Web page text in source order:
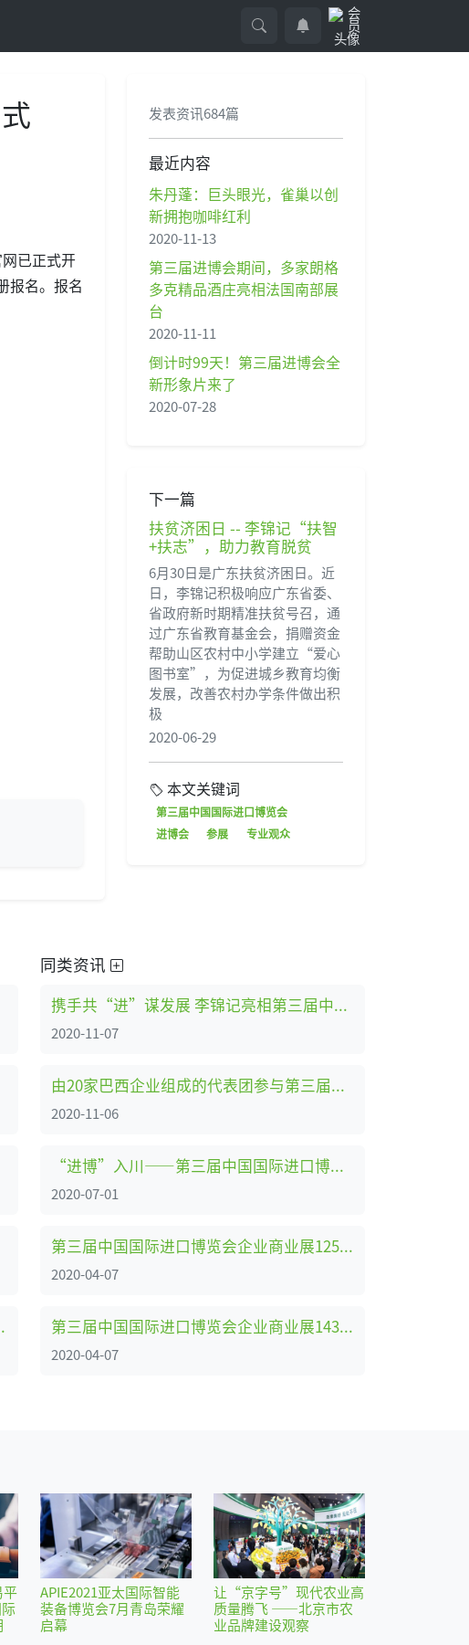
已正式开
报名。报名
发表资讯684篇
最近内容
朱丹蓬：巨头眼光，雀巢以创
新拥抱咖啡红利
2020-11-13
第三届进博会期间，多家朗格
多克精品酒庄亮相法国南部展
台
2020-11-11
倒计时99天！第三届进博会全
新形象片来了
2020-07-28
下一篇
扶贫济困日 -- 李锦记“扶智
+扶志”，助力教育脱贫
6月30日是广东扶贫济困日。近
日，李锦记积极响应广东省委、
省政府新时期精准扶贫号召，通
过广东省教育基金会，捐赠资金
帮助山区农村中小学建立“爱心
图书室”，为促进城乡教育均衡
发展，改善农村办学条件做出积
极
2020-06-29
本文关键词
第三届中国国际进口博览会
进博会
参展 专业观众
新、全面升级 ！
同类资讯
携手共“进”谋发展 李锦记亮相第三届中国国际进口博览会
2020-11-07
由20家巴西企业组成的代表团参与第三届中国国际进口博览会
2020-11-06
“进博”入川——第三届中国国际进口博览会首场招商路演在成都举办
2020-07-01
第三届中国国际进口博览会企业商业展125家参展企业名单（第二批）一览
2020-04-07
第三届中国国际进口博览会企业商业展143家参展企业名单（首批）一览
2020-04-07
平
APIE2021亚太国际智能
装备博览会7月青岛荣耀
启幕
让“京字号”现代农业高
质量腾飞 ——北京市农
业品牌建设观察